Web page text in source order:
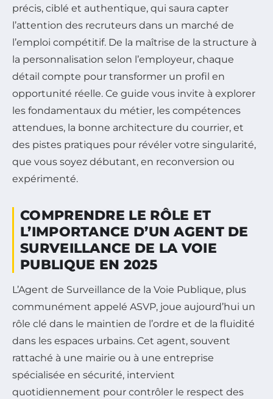
précis, ciblé et authentique, qui saura capter
l’attention des recruteurs dans un marché de
l’emploi compétitif. De la maîtrise de la structure à
la personnalisation selon l’employeur, chaque
détail compte pour transformer un profil en
opportunité réelle. Ce guide vous invite à explorer
les fondamentaux du métier, les compétences
attendues, la bonne architecture du courrier, et
des pistes pratiques pour révéler votre singularité,
que vous soyez débutant, en reconversion ou
expérimenté.
COMPRENDRE LE RÔLE ET
L’IMPORTANCE D’UN AGENT DE
SURVEILLANCE DE LA VOIE
PUBLIQUE EN 2025
L’Agent de Surveillance de la Voie Publique, plus
communément appelé ASVP, joue aujourd’hui un
rôle clé dans le maintien de l’ordre et de la fluidité
dans les espaces urbains. Cet agent, souvent
rattaché à une mairie ou à une entreprise
spécialisée en sécurité, intervient
quotidiennement pour contrôler le respect des